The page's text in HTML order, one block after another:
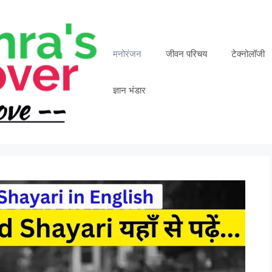
मनोरंजन जीवन परिचय टेक्नोलॉजी
ज्ञान भंडार